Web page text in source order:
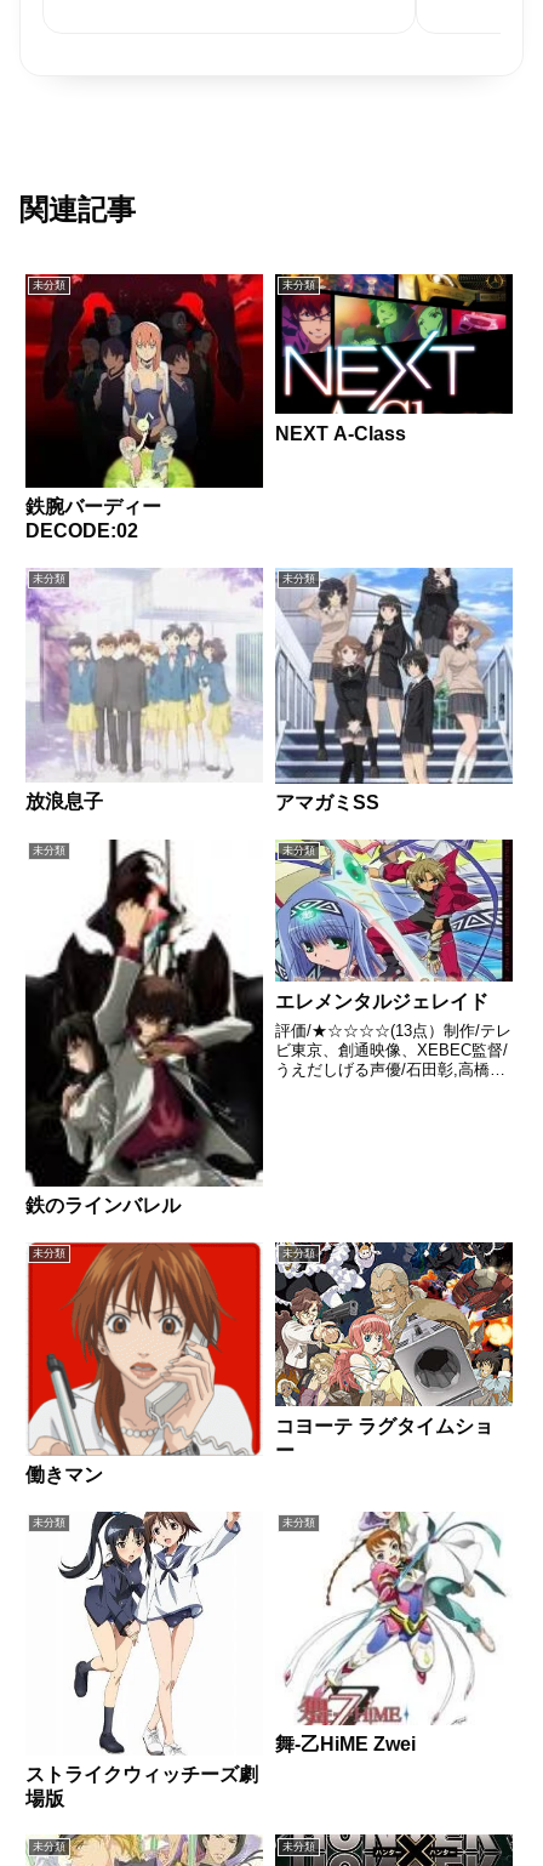
関連記事
未分類
鉄腕バーディー
DECODE:02
未分類
NEXT A-Class
未分類
放浪息子
未分類
アマガミSS
未分類
鉄のラインバレル
未分類
エレメンタルジェレイド
評価/★☆☆☆☆(13点）制作/テレ
ビ東京、創通映像、XEBEC監督/
うえだしげる声優/石田彰,高橋美
未分類
働きマン
未分類
コヨーテ ラグタイムショ
ー
未分類
ストライクウィッチーズ劇
場版
未分類
舞-乙HiME Zwei
未分類 未分類